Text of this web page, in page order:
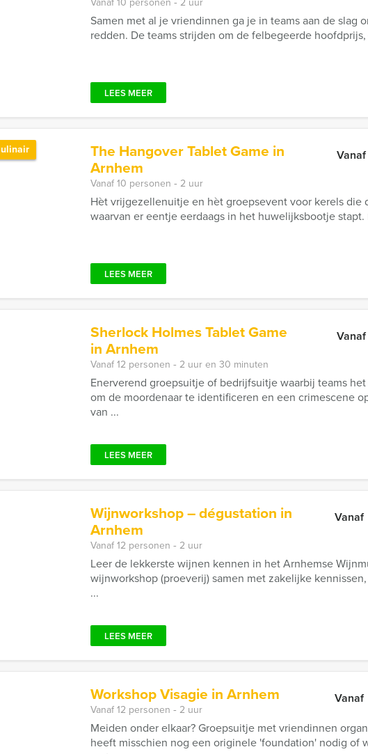
Samen met al je vriendinnen ga je in teams aan de slag
redden. De teams strijden om de felbegeerde
LEES MEER
The Hangover Tablet Game in
Arnhem
Vanaf
Vanaf 10 personen ‐ 2 uur
Hèt vrijgezellenuitje en hèt groepsevent voor kerels die
waarvan er eentje eerdaags in het huwelijksbootje stapt.
LEES MEER
Sherlock Holmes Tablet Game
in Arnhem
Vanaf
Vanaf 12 personen ‐ 2 uur en 30 minuten
Enerverend groepsuitje of bedrijfsuitje waarbij teams
om de moordenaar te identificeren en een crimescene
van ...
LEES MEER
Wijnworkshop – dégustation in
Arnhem
Vanaf
Vanaf 12 personen ‐ 2 uur
Leer de lekkerste wijnen kennen in het Arnhemse
wijnworkshop (proeverij) samen met zakelijke
...
LEES MEER
Workshop Visagie in Arnhem Vanaf
Vanaf 12 personen ‐ 2 uur
Meiden onder elkaar? Groepsuitje met vriendinnen
heeft misschien nog een originele 'foundation' nodig of